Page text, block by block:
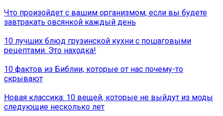
Что произойдет с вашим организмом, если вы будете
завтракать овсянкой каждый день
10 лучших блюд грузинской кухни с пошаговыми
рецептами. Это находка!
10 фактов из Библии, которые от нас почему-то
скрывают
Новая классика: 10 вещей, которые не выйдут из моды
следующие несколько лет